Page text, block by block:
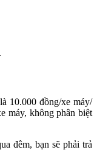
10.000 đồng/xe máy/
máy, không phân biệt
đêm, bạn sẽ phải trả